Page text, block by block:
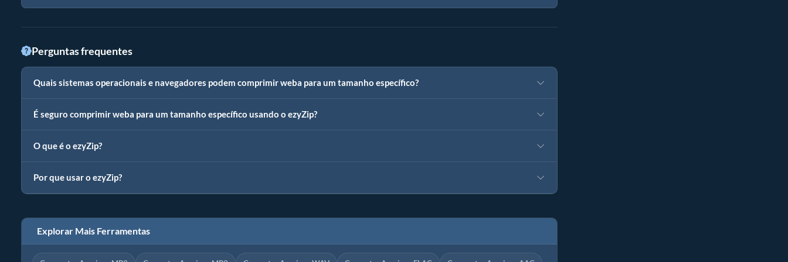
Perguntas frequentes
Quais sistemas operacionais e navegadores podem comprimir weba para um tamanho específico?
É seguro comprimir weba para um tamanho específico usando o ezyZip?
O que é o ezyZip?
Por que usar o ezyZip?
Explorar Mais Ferramentas